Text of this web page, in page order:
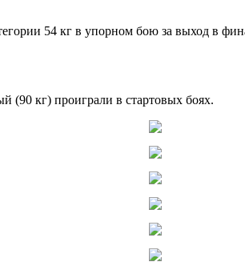
54 кг в упорном бою за выход в
(90 кг) проиграли в стартовых боях.